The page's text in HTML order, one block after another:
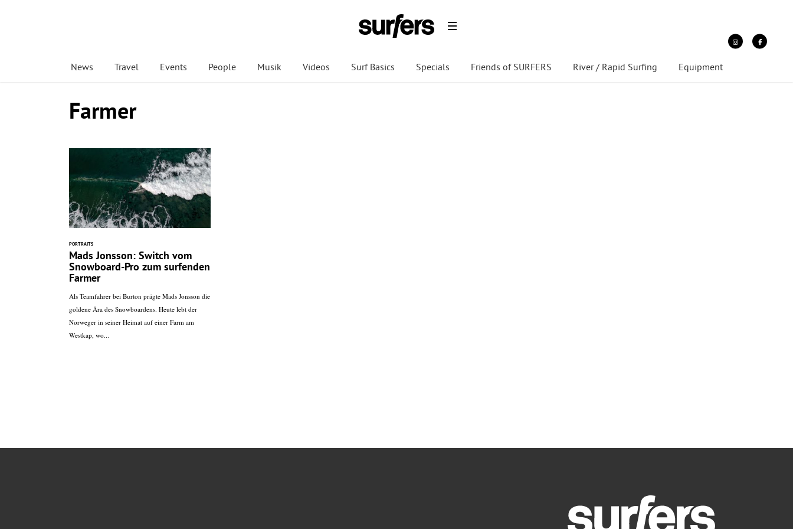
News Travel Events People Musik Videos Surf Basics Specials Friends of SURFERS River / Rapid Surfing Equipment
Farmer
PORTRAITS
Mads Jonsson: Switch vom
Snowboard-Pro zum surfenden
Farmer
Als Teamfahrer bei Burton prägte Mads Jonsson die
goldene Ära des Snowboardens. Heute lebt der
Norweger in seiner Heimat auf einer Farm am
Westkap, wo...